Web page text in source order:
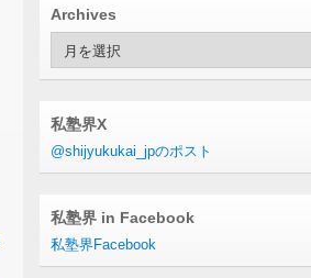
ー
Archives
Archives
私塾界X
@shijyukukai_jpのポスト
私塾界 in Facebook
私塾界Facebook